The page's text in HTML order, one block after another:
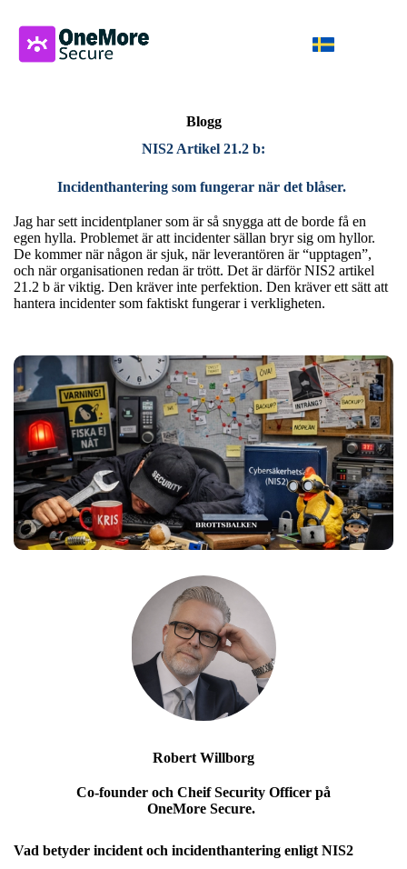
Blogg
NIS2 Artikel 21.2 b:
Incidenthantering som fungerar när det blåser.
Jag har sett incidentplaner som är så snygga att de borde få en
egen hylla. Problemet är att incidenter sällan bryr sig om hyllor.
De kommer när någon är sjuk, när leverantören är “upptagen”,
och när organisationen redan är trött. Det är därför NIS2 artikel
21.2 b är viktig. Den kräver inte perfektion. Den kräver ett sätt att
hantera incidenter som faktiskt fungerar i verkligheten.
Robert Willborg
Co-founder och Cheif Security Officer på
OneMore Secure.
Vad betyder incident och incidenthantering enligt NIS2